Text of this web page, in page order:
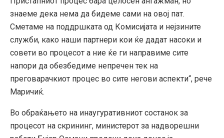
знаеме дека нема да бидеме сами на овој пат.
Сметаме на поддршката од Комисијата и нејзините
служби, како наши партнери кои ќе дадат насоки и
совети во процесот а ние ќе ги направиме сите
напори да обезбедиме непречен тек на
преговарачкиот процес во сите негови аспекти“, рече
Маричиќ.
Во обраќањето на инаугуративниот состанок за
процесот на скрининг, министерот за надворешни